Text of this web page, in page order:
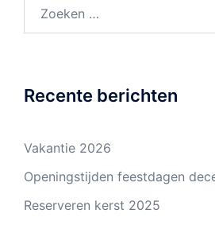
Recente berichten
Vakantie 2026
Openingstijden feestdagen
Reserveren kerst 2025